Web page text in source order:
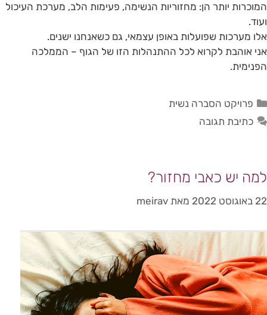
המוכרות יותר הן: מחזוריות הנשימה, פעימות הלב, מערכת העיכול
ועוד.
אלו מערכות שפועלות באופן עצמאי, גם כשאנחנו ישנים.
אני אוהבת לקרוא לכל ההתנהלות הזו של הגוף – הממלכה
הפנימית.
פרויקט הסברה נשית
כתיבת תגובה
למה יש כאבי מחזור?
22 באוגוסט 2022 מאת meirav